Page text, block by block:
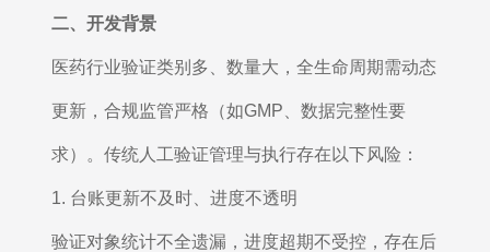
二、开发背景
医药行业验证类别多、数量大，全生命周期需动态
更新，合规监管严格（如GMP、数据完整性要
求）。传统人工验证管理与执行存在以下风险：
1. 台账更新不及时、进度不透明
验证对象统计不全遗漏，进度超期不受控，存在后